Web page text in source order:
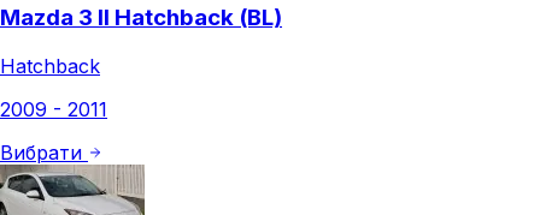
Mazda 3 II Hatchback (BL)
Hatchback
2009 - 2011
Вибрати